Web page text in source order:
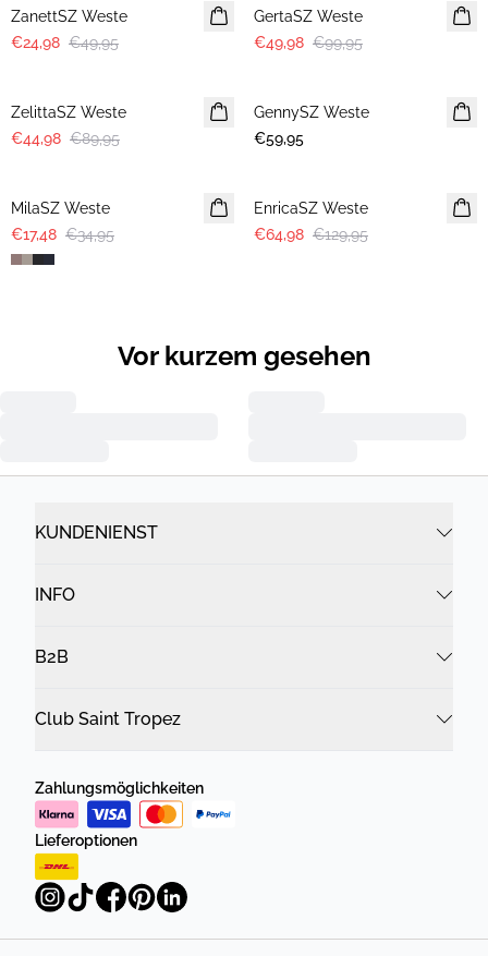
ZanettSZ Weste
€24,98 €49,95
GertaSZ Weste
€49,98 €99,95
ZelittaSZ Weste
€44,98 €89,95
NEUHEIT
GennySZ Weste
€59,95
MilaSZ Weste
€17,48 €34,95
EnricaSZ Weste
€64,98 €129,95
Vor kurzem gesehen
KUNDENIENST
INFO
B2B
Club Saint Tropez
Zahlungsmöglichkeiten
Lieferoptionen